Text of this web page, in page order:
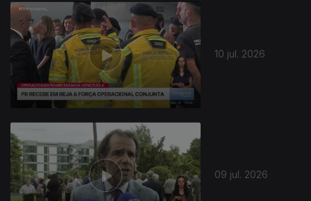
10 jul. 2026
09 jul. 2026